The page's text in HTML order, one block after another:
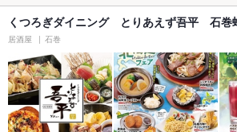
くつろぎダイニング とりあえず吾平 石巻
居酒屋 石巻